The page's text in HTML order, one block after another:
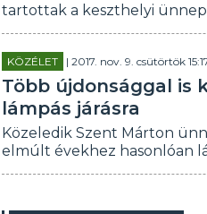
tartottak a keszthelyi
KÖZÉLET | 2017. nov. 9. csütörtök
Több újdonsággal is
lámpás járásra
Közeledik Szent Márton
elmúlt évekhez hasonlóan